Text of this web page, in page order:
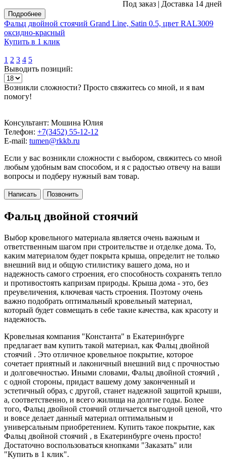
Под заказ | Доставка 14 дней
Подробнее
Фальц двойной стоячий Grand Line, Satin 0.5, цвет RAL3009
оксидно-красный
Купить в 1 клик
1 2 3 4 5
Выводить позиций:
Возникли сложности? Просто свяжитесь со мной, и я вам
помогу!
Консультант: Мошина Юлия
Телефон: +7(3452) 55-12-12
E-mail: tumen@rkkb.ru
Если у вас возникли сложности с выбором, свяжитесь со мной
любым удобным вам способом, и я с радостью отвечу на ваши
вопросы и подберу нужный вам товар.
Написать Позвонить
Фальц двойной стоячий
Выбор кровельного материала является очень важным и
ответственным шагом при строительстве и отделке дома. То,
каким материалом будет покрыта крыша, определит не только
внешний вид и общую стилистику вашего дома, но и
надежность самого строения, его способность сохранять тепло
и противостоять капризам природы. Крыша дома - это, без
преувеличения, ключевая часть строения. Поэтому очень
важно подобрать оптимальный кровельный материал,
который будет совмещать в себе такие качества, как красоту и
надежность.
Кровельная компания "Константа" в Екатеринбурге
предлагает вам купить такой материал, как Фальц двойной
стоячий . Это отличное кровельное покрытие, которое
сочетает приятный и лаконичный внешний вид с прочностью
и долговечностью. Иными словами, Фальц двойной стоячий ,
с одной стороны, придаст вашему дому законченный и
эстетичный образ, с другой, станет надежной защитой крыши,
а, соответственно, и всего жилища на долгие годы. Более
того, Фальц двойной стоячий отличается выгодной ценой, что
и вовсе делает данный материал оптимальным и
универсальным приобретением. Купить такое покрытие, как
Фальц двойной стоячий , в Екатеринбурге очень просто!
Достаточно воспользоваться кнопками "Заказать" или
"Купить в 1 клик".